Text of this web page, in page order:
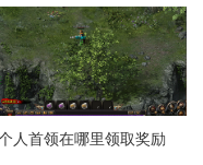
人首领在哪里领取奖励